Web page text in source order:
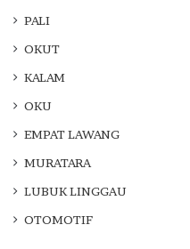
PALI
OKUT
KALAM
OKU
EMPAT LAWANG
MURATARA
LUBUK LINGGAU
OTOMOTIF